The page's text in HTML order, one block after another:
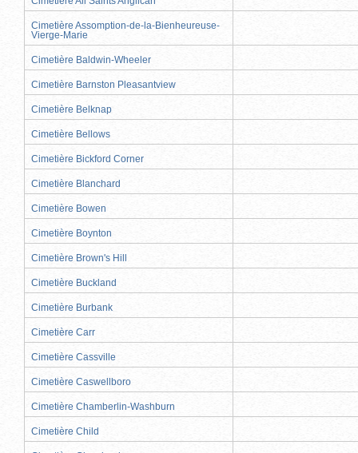
Cimetière Assomption-de-la-Bienheureuse-
Vierge-Marie
Cimetière Baldwin-Wheeler
Cimetière Barnston Pleasantview
Cimetière Belknap
Cimetière Bellows
Cimetière Bickford Corner
Cimetière Blanchard
Cimetière Bowen
Cimetière Boynton
Cimetière Brown's Hill
Cimetière Buckland
Cimetière Burbank
Cimetière Carr
Cimetière Cassville
Cimetière Caswellboro
Cimetière Chamberlin-Washburn
Cimetière Child